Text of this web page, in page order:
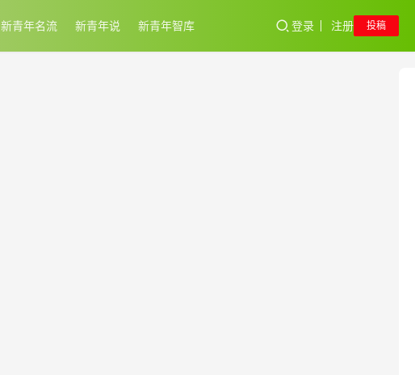
新青年名流 新青年说 新青年智库 登录 注册 投稿